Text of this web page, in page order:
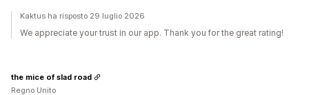
Kaktus ha risposto 29 luglio 2026
We appreciate your trust in our app. Thank you for the great rating!
the mice of slad road
Regno Unito